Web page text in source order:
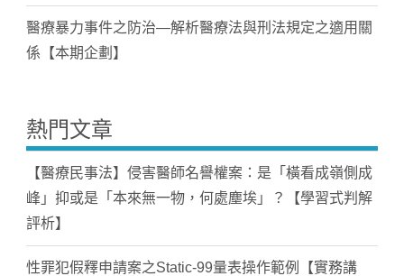
醫療暴力事件之防治—解析醫療法與刑法規定之適用關
係【本期企劃】
熱門文章
【醫療民事法】侵害醫師名譽權案：是「橫看成嶺側成
峰」抑或是「本來無一物，何處塵埃」？【學習式判解
評析】
性罪犯假釋申請案之Static-99量表操作範例【實務講